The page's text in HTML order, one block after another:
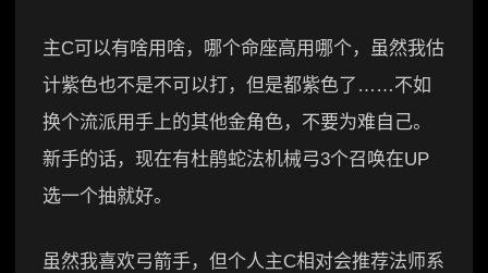
主C可以有啥用啥，哪个命座高用哪个，虽然我估
计紫色也不是不可以打，但是都紫色了……不如
换个流派用手上的其他金角色，不要为难自己。
新手的话，现在有杜鹃蛇法机械弓3个召唤在UP
选一个抽就好。
虽然我喜欢弓箭手，但个人主C相对会推荐法师系